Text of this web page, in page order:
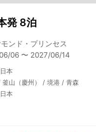
発 8泊
ンド・プリンセス
06 〜 2027/06/14
本
釜山（慶州） / 境港 / 青森
本